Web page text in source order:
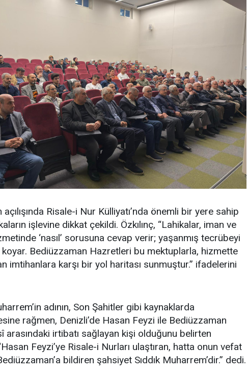
açılışında Risale-i Nur Külliyatı’nda önemli bir yere sahip
işlevine dikkat çekildi. Özkılınç, “Lahikalar, iman ve
‘nasıl’ sorusuna cevap verir; yaşanmış tecrübeyi
Bediüzzaman Hazretleri bu mektuplarla, hizmette
imtihanlara karşı bir yol haritası sunmuştur.” ifadelerini
adının, Son Şahitler gibi kaynaklarda
rağmen, Denizli’de Hasan Feyzi ile Bediüzzaman
arasındaki irtibatı sağlayan kişi olduğunu belirten
Feyzi’ye Risale-i Nurları ulaştıran, hatta onun vefat
bildiren şahsiyet Sıddık Muharrem’dir.” dedi.